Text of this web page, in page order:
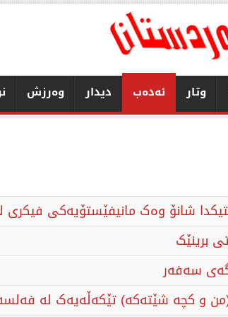
وتار ئەدەب دیدار وەرزش
شانۆ وەک مانیفێستۆیەکی
برینێک
سەفەر
(من و کچە شێتەکە) تێکەڵەیەک لە